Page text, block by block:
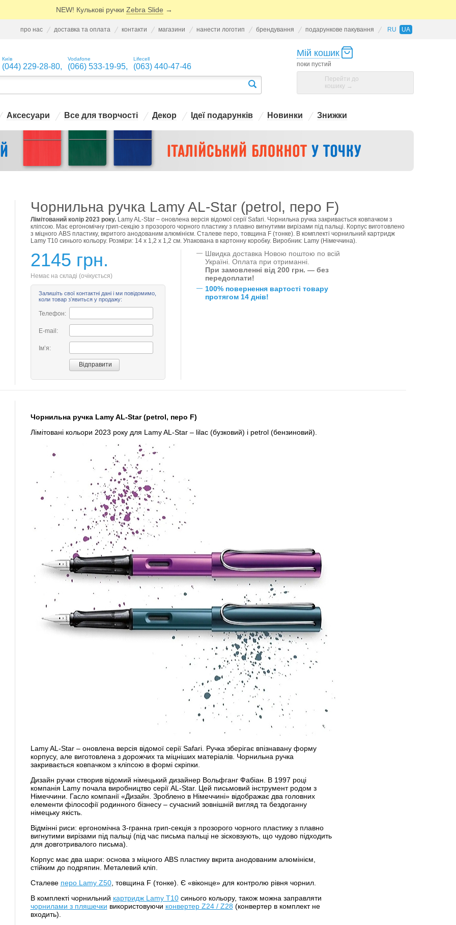
NEW! Кулькові ручки Zebra Slide →
про нас доставка та оплата контакти магазини нанести логотип брендування подарункове пакування RU UA
Київ
(044) 229-28-80,
Vodafone
(066) 533-19-95,
Lifecell
(063) 440-47-46
Мій кошик
поки пустий
Перейти до
кошику →
Аксесуари Все для творчості Декор Ідеї подарунків Новинки Знижки
Чорнильна ручка Lamy AL-Star (petrol, перо F)
Лімітований колір 2023 року.Lamy AL-Star – оновлена версія відомої серії Safari. Чорнильна ручка закривається ковпачком з
кліпсою. Має ергономічну грип-секцію з прозорого чорного пластику з плавно вигнутими вирізами під пальці. Корпус виготовлено
з міцного ABS пластику, вкритого анодованим алюмінієм. Сталеве перо, товщина F (тонке). В комплекті чорнильний картридж
Lamy T10 синього кольору. Розміри: 14 х 1,2 х 1,2 см. Упакована в картонну коробку. Виробник: Lamy (Німеччина).
2145 грн.
Немає на складі (очікується)
Залишіть свої контактні дані і ми повідомимо,
коли товар зʼявиться у продажу:
Телефон:
E-mail:
Імʼя:
— Швидка доставка Новою поштою по всій
Україні. Оплата при отриманні.
При замовленні від 200 грн. — без
передоплати!
— 100% повернення вартості товару
протягом 14 днів!
Чорнильна ручка Lamy AL-Star (petrol, перо F)
Лімітовані кольори 2023 року для Lamy AL-Star – lilac (бузковий) і petrol (бензиновий).
Lamy AL-Star – оновлена версія відомої серії Safari. Ручка зберігає впізнавану форму
корпусу, але виготовлена з дорожчих та міцніших матеріалів. Чорнильна ручка
закривається ковпачком з кліпсою в формі скріпки.
Дизайн ручки створив відомий німецький дизайнер Вольфганг Фабіан. В 1997 році
компанія Lamy почала виробництво серії AL-Star. Цей письмовий інструмент родом з
Німеччини. Гасло компанії «Дизайн. Зроблено в Німеччині» відображає два головних
елементи філософії родинного бізнесу – сучасний зовнішній вигляд та бездоганну
німецьку якість.
Відмінні риси: ергономічна 3-гранна грип-секція з прозорого чорного пластику з плавно
вигнутими вирізами під пальці (під час письма пальці не зісковзують, що чудово підходить
для довготривалого письма).
Корпус має два шари: основа з міцного ABS пластику вкрита анодованим алюмінієм,
стійким до подряпин. Металевий кліп.
Сталеве перо Lamy Z50, товщина F (тонке). Є «віконце» для контролю рівня чорнил.
В комплекті чорнильний картридж Lamy Т10синього кольору, також можна заправляти
чорнилами з пляшечки використовуючи конвертер Z24 / Z28 (конвертер в комплект не
входить).